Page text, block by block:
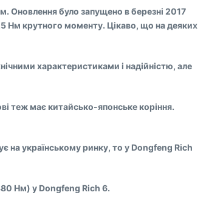
Оновлення було запущено в березні 2017
Нм крутного моменту. Цікаво, що на деяких
характеристиками і надійністю, але
теж має китайсько-японське коріння.
на українському ринку, то у Dongfeng Rich
Нм) у Dongfeng Rich 6.